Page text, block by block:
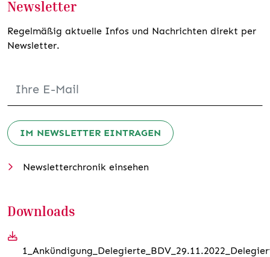
Newsletter
Regelmäßig aktuelle Infos und Nachrichten direkt per
Newsletter.
IM NEWSLETTER EINTRAGEN
Newsletterchronik einsehen
Downloads